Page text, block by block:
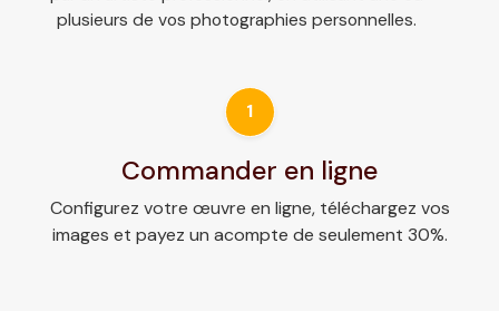
plusieurs de vos photographies personnelles.
1
Commander en ligne
Configurez votre œuvre en ligne, téléchargez vos
images et payez un acompte de seulement 30%.